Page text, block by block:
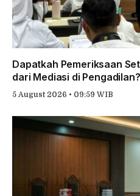
Dapatkah Pemeriksaan
dari Mediasi di Pengadilan?
5 August 2026 • 09:59 WIB